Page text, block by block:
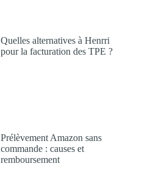
Quelles alternatives à Henrri
pour la facturation des TPE ?
Prélèvement Amazon sans
commande : causes et
remboursement